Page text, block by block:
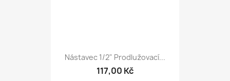
Nástavec 1/2" Prodlužovací...
117,00 Kč